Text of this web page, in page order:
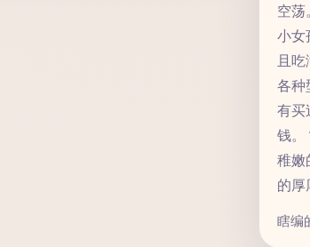
空荡
小女
且吃
各种
有买
钱。
稚嫩
的
瞎编